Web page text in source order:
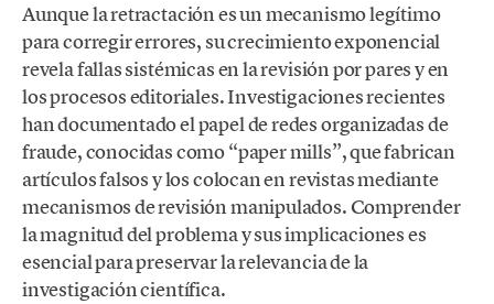
Aunque la retractación es un mecanismo legítimo
para corregir errores, su crecimiento exponencial
revela fallas sistémicas en la revisión por pares y en
los procesos editoriales. Investigaciones recientes
han documentado el papel de redes organizadas de
fraude, conocidas como “paper mills”, que fabrican
artículos falsos y los colocan en revistas mediante
mecanismos de revisión manipulados. Comprender
la magnitud del problema y sus implicaciones es
esencial para preservar la relevancia de la
investigación científica.